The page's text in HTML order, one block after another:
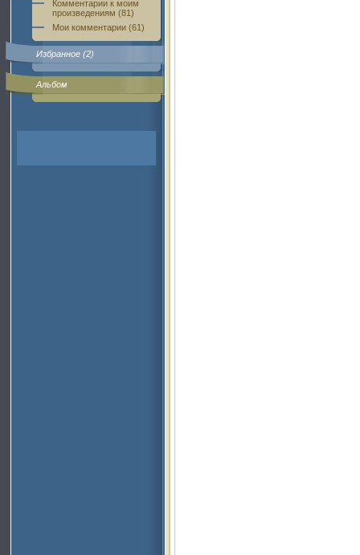
Комментарии к моим
произведениям (81)
Мои комментарии (61)
Избранное (2)
Альбом